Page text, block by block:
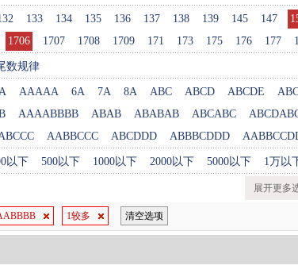
133 134 135 136 137 138 139 145 147
1706 1707 1708 1709 171 173 175 176 177
数规律
AAAAA 6A 7A 8A ABC ABCD ABCDE
AAAABBBB ABAB ABABAB ABCABC
AABBCCC ABCDDD ABBBCDDD
以下 500以下 1000以下 2000以下 5000以下 1万以
展开更多
1较多 清空选项